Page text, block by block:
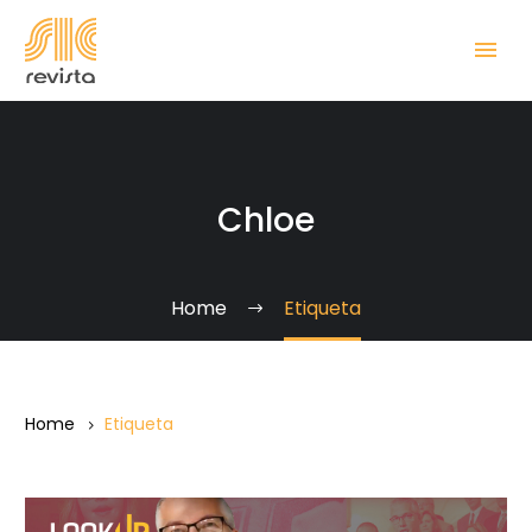
Chloe
Home Etiqueta
Home Etiqueta